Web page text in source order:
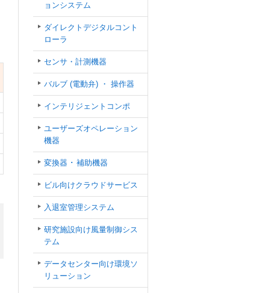
ョンシステム
ダイレクトデジタルコント
ローラ
センサ・計測機器
バルブ (電動弁) ・ 操作器
インテリジェントコンポ
ユーザーズオペレーション
機器
変換器 ･ 補助機器
ビル向けクラウドサービス
入退室管理システム
研究施設向け風量制御シス
テム
データセンター向け環境ソ
リューション